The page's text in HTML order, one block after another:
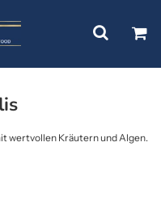
wertvollen Kräutern und Algen.